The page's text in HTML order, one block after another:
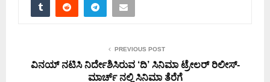
PREVIOUS POST
ವಿನಯ್ ನಟಿಸಿ ನಿರ್ದೇಶಿಸಿರುವ ‘ದಿ’ ಸಿನಿಮಾ ಟ್ರೇಲರ್ ರಿಲೀಸ್-
ಮಾರ್ಚ್ ನಲ್ಲಿ ಸಿನಿಮಾ ತೆರೆಗೆ